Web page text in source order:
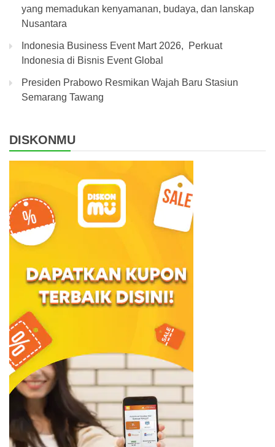
yang memadukan kenyamanan, budaya, dan lanskap
Nusantara
Indonesia Business Event Mart 2026, Perkuat
Indonesia di Bisnis Event Global
Presiden Prabowo Resmikan Wajah Baru Stasiun
Semarang Tawang
DISKONMU